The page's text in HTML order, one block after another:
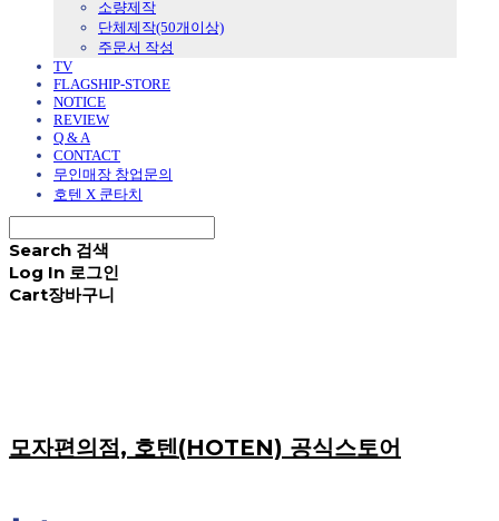
소량제작
단체제작(50개이상)
주문서 작성
TV
FLAGSHIP-STORE
NOTICE
REVIEW
Q & A
CONTACT
무인매장 창업문의
호텐 X 쿤타치
Search 검색
Log In 로그인
Cart장바구니
모자편의점, 호텐(HOTEN) 공식스토어